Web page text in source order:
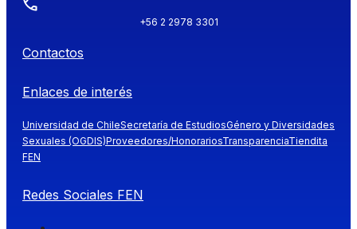
+56 2 2978 3301
Contactos
Enlaces de interés
Universidad de ChileSecretaría de EstudiosGénero y Diversidades
Sexuales (OGDIS)Proveedores/HonorariosTransparenciaTiendita
FEN
Redes Sociales FEN